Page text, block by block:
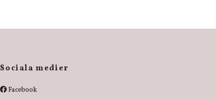
Sociala medier
Facebook